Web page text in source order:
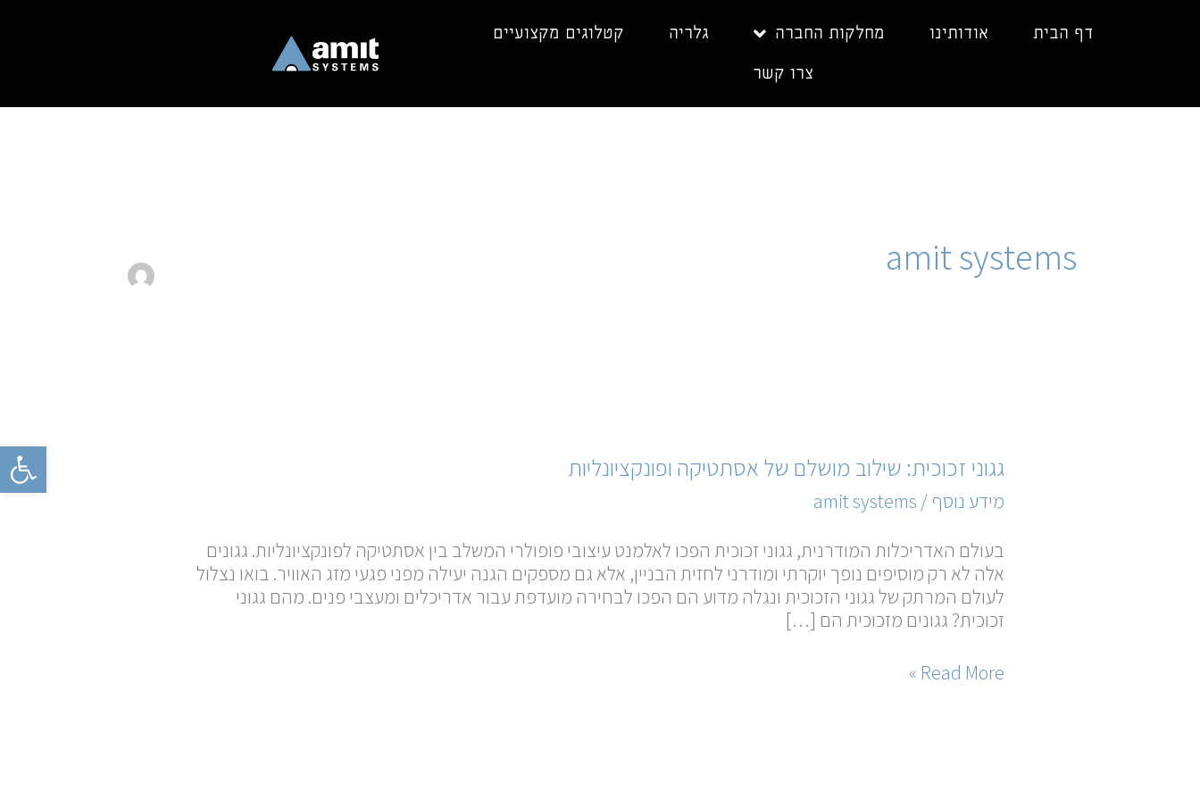
פתח
דף הבית אודותינו מחלקות החברה גלריה קטלוגים מקצועיים
צרו קשר
amit systems
גגוני זכוכית: שילוב מושלם של אסתטיקה ופונקציונליות
מידע נוסף /
amit systems
בעולם האדריכלות המודרנית, גגוני זכוכית הפכו לאלמנט עיצובי פופולרי המשלב בין אסתטיקה לפונקציונליות. גגונים
אלה לא רק מוסיפים נופך יוקרתי ומודרני לחזית הבניין, אלא גם מספקים הגנה יעילה מפני פגעי מזג האוויר. בואו נצלול
לעולם המרתק של גגוני הזכוכית ונגלה מדוע הם הפכו לבחירה מועדפת עבור אדריכלים ומעצבי פנים. מהם גגוני
זכוכית? גגונים מזכוכית הם […]
גגוני
שילוב
של
אסתטיקה
ופונקציונליות
Read More »